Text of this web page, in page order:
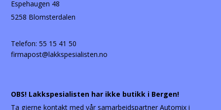
Espehaugen 48
5258 Blomsterdalen
Telefon:55 15 41 50
firmapost@lakkspesialisten.no
OBS! Lakkspesialisten har ikke butikk i Bergen!
Ta gjerne kontakt med vår samarbeidspartner Automix i